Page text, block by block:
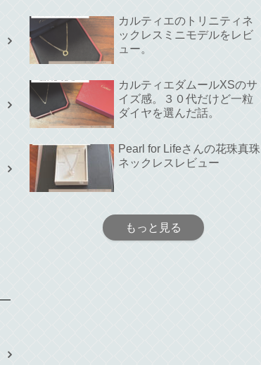
カルティエのトリニティネ
ックレスミニモデルをレビ
ュー。
カルティエダムールXSのサ
イズ感。３０代だけど一粒
ダイヤを選んだ話。
Pearl for Lifeさんの花珠真珠
ネックレスレビュー
もっと見る